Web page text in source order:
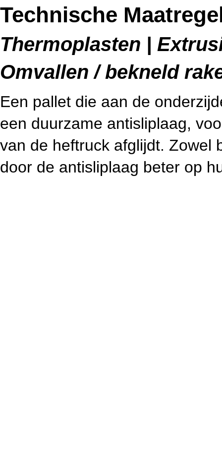
Technische
Thermoplasten |
Omvallen / bekneld
Een pallet die aan de
een duurzame antisliplaag,
van de heftruck afglijdt. Zowel
door de antisliplaag beter op